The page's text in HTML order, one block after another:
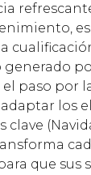
generado
paso por
los
clave
que sus